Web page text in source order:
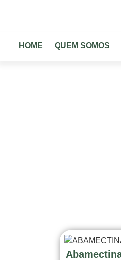
HOME QUEM SOMOS